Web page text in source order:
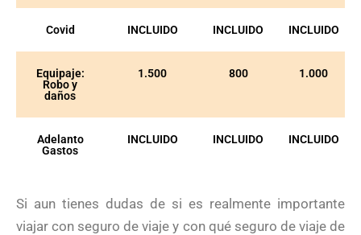
Covid INCLUIDO INCLUIDO INCLUIDO
Equipaje:
Robo y
daños
1.500 800 1.000
Adelanto
Gastos
INCLUIDO INCLUIDO INCLUIDO
Si aun tienes dudas de si es realmente importante
viajar con seguro de viaje y con qué seguro de viaje de